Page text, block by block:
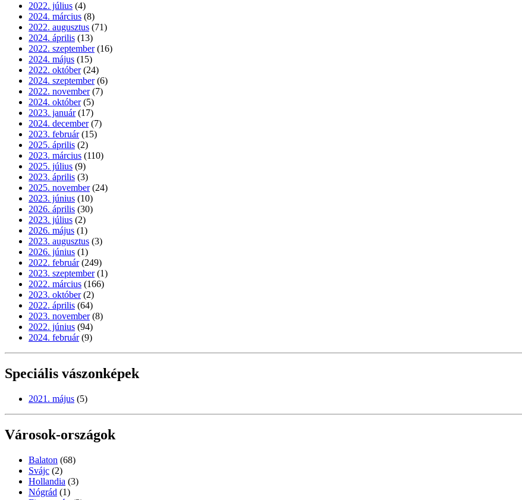
2022. július (4)
2024. március (8)
2022. augusztus (71)
2024. április (13)
2022. szeptember (16)
2024. május (15)
2022. október (24)
2024. szeptember (6)
2022. november (7)
2024. október (5)
2023. január (17)
2024. december (7)
2023. február (15)
2025. április (2)
2023. március (110)
2025. július (9)
2023. április (3)
2025. november (24)
2023. június (10)
2026. április (30)
2023. július (2)
2026. május (1)
2023. augusztus (3)
2026. június (1)
2022. február (249)
2023. szeptember (1)
2022. március (166)
2023. október (2)
2022. április (64)
2023. november (8)
2022. június (94)
2024. február (9)
Speciális vászonképek
2021. május (5)
Városok-országok
Balaton (68)
Svájc (2)
Hollandia (3)
Nógrád (1)